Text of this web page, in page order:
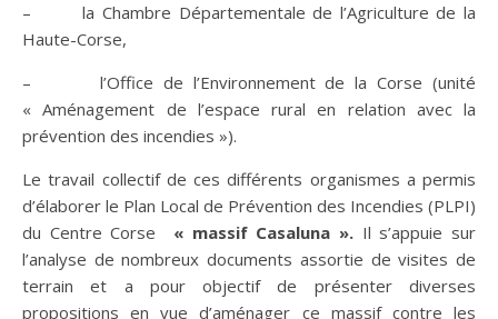
– la Chambre Départementale de l’Agriculture de la
Haute-Corse,
– l’Office de l’Environnement de la Corse (unité
« Aménagement de l’espace rural en relation avec la
prévention des incendies »).
Le travail collectif de ces différents organismes a permis
d’élaborer le Plan Local de Prévention des Incendies (PLPI)
du Centre Corse « massif Casaluna ».Il s’appuie sur
l’analyse de nombreux documents assortie de visites de
terrain et a pour objectif de présenter diverses
propositions en vue d’aménager ce massif contre les